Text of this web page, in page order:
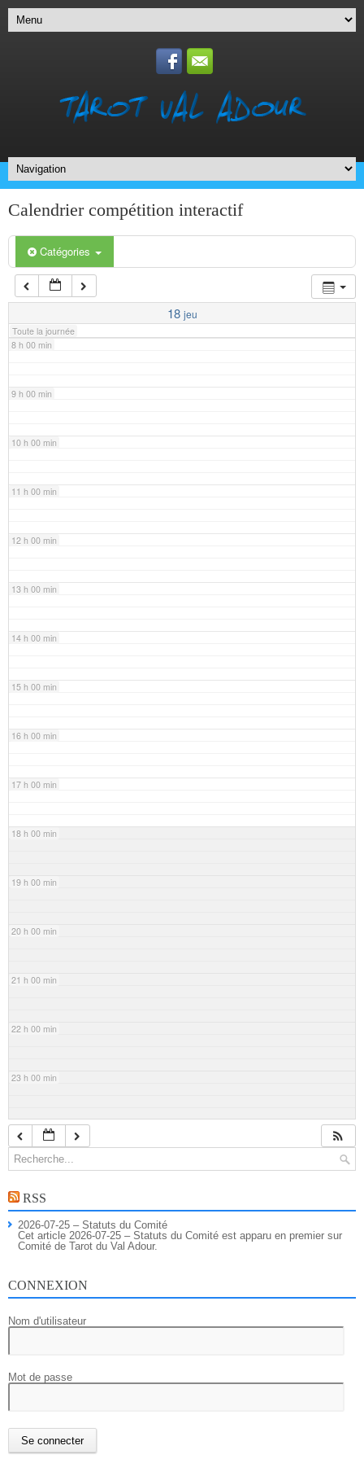
Calendrier compétition interactif
Catégories
18 jeu
Toute la journée
6 h 00 min
7 h 00 min
8 h 00 min
9 h 00 min
10 h 00 min
11 h 00 min
12 h 00 min
13 h 00 min
14 h 00 min
15 h 00 min
16 h 00 min
17 h 00 min
18 h 00 min
19 h 00 min
20 h 00 min
21 h 00 min
22 h 00 min
23 h 00 min
RSS
2026-07-25 – Statuts du Comité
Cet article 2026-07-25 – Statuts du Comité est apparu en premier sur
Comité de Tarot du Val Adour.
CONNEXION
Nom d'utilisateur
Mot de passe